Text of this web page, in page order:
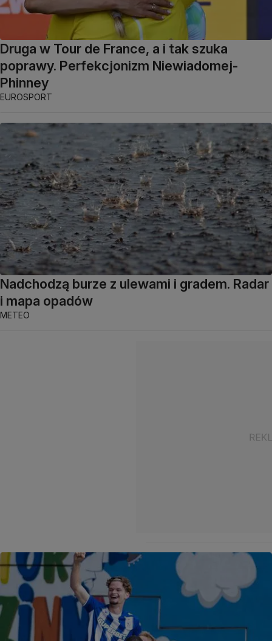
Druga w Tour de France, a i tak szuka
poprawy. Perfekcjonizm Niewiadomej-
Phinney
EUROSPORT
Nadchodzą burze z ulewami i gradem. Radar
i mapa opadów
METEO